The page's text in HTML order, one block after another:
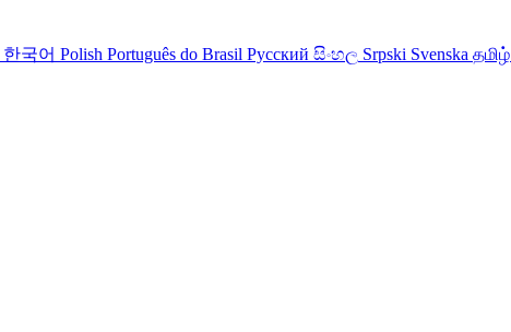
한국어 Polish Português do Brasil Русский සිංහල Srpski Svenska தமிழ்